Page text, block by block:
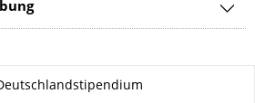
Deutschlandstipendium